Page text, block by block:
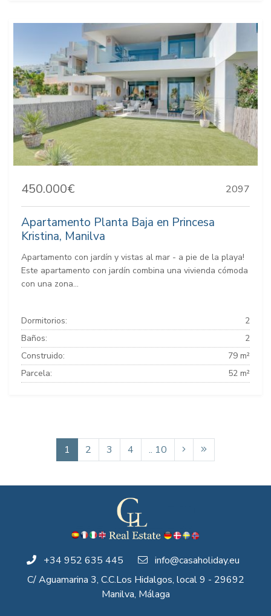
450.000€ 2097
Apartamento Planta Baja en Princesa
Kristina, Manilva
Apartamento con jardín y vistas al mar - a pie de la playa!
Este apartamento con jardín combina una vivienda cómoda
con una zona...
Dormitorios:
2
Baños:
2
Construido:
79 m²
Parcela:
52 m²
1 2 3 4 .. 10
+34 952 635 445
info@casaholiday.eu
C/ Aguamarina 3, C.C.Los Hidalgos, local 9 - 29692
Manilva, Málaga